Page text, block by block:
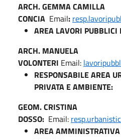
ARCH. GEMMA CAMILLA
CONCIA Email:
AREA LAVORI
ARCH. MANUELA
VOLONTERI Email:
RESPONSABILE AREA
PRIVATA E AMBIENTE:
GEOM. CRISTINA
DOSSO: Email:
AREA